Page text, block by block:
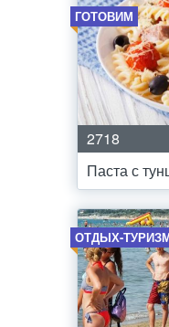
ГОТОВИМ
2718
Паста с
ОТДЫХ-